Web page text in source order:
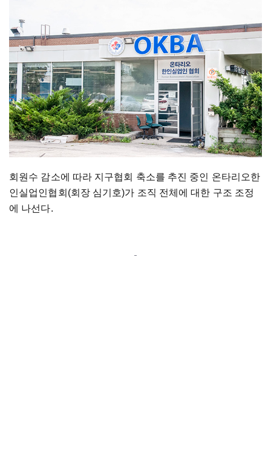
회원수 감소에 따라 지구협회 축소를 추진 중인 온타리오한
인실업인협회(회장 심기호)가 조직 전체에 대한 구조 조정
에 나선다.